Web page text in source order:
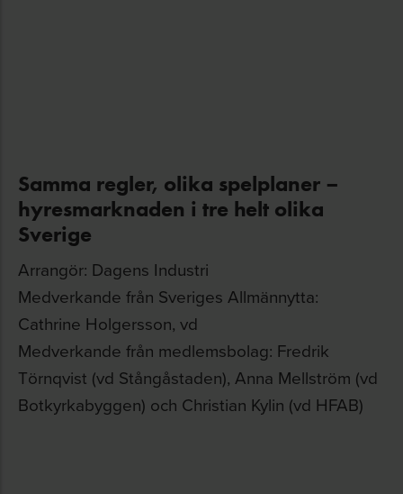
Samma regler, olika spelplaner –
hyresmarknaden i tre helt olika
Sverige
Arrangör: Dagens Industri
Medverkande från Sveriges Allmännytta:
Cathrine Holgersson, vd
Medverkande från medlemsbolag: Fredrik
Törnqvist (vd Stångåstaden), Anna Mellström (vd
Botkyrkabyggen) och Christian Kylin (vd HFAB)